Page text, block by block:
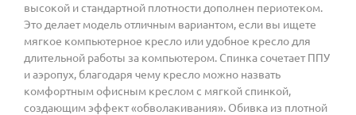
высокой и стандартной плотности дополнен периотеком.
Это делает модель отличным вариантом, если вы ищете
мягкое компьютерное кресло или удобное кресло для
длительной работы за компьютером. Спинка сочетает ППУ
и аэропух, благодаря чему кресло можно назвать
комфортным офисным креслом с мягкой спинкой,
создающим эффект «обволакивания». Обивка из плотной